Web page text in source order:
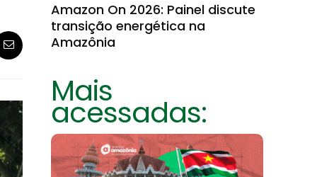
Amazon On 2026: Painel discute
transição energética na
Amazônia
Mais
acessadas: